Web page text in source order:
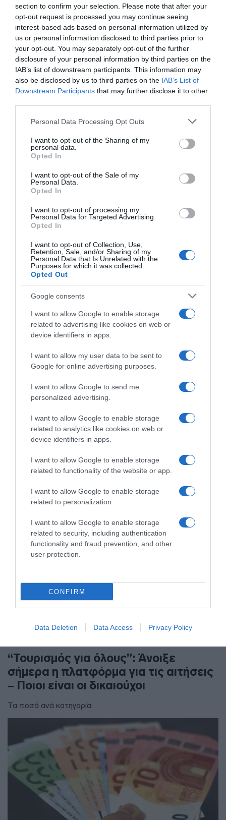
section to confirm your selection. Please note that after your
opt-out request is processed you may continue seeing
interest-based ads based on personal information utilized by
us or personal information disclosed to third parties prior to
your opt-out. You may separately opt-out of the further
disclosure of your personal information by third parties on the
IAB’s list of downstream participants. This information may
also be disclosed by us to third parties on the IAB’s List of
Downstream Participants that may further disclose it to other
Please note that this website/app uses one or more Google
not limited to your visit or usage behaviour. You may click to
grant or deny consent to Google and its third-party tags to
use your data for below specified purposes in below Google
consent section.
Personal Data Processing Opt Outs
I want to opt-out of the Sharing of my
personal data.
Opted In
I want to opt-out of the Sale of my
Personal Data.
Opted In
I want to opt-out of processing my
Personal Data for Targeted Advertising.
Opted In
I want to opt-out of Collection, Use,
Retention, Sale, and/or Sharing of my
Personal Data that Is Unrelated with the
Purposes for which it was collected.
Opted Out
Google consents
I want to allow Google to enable storage
related to advertising like cookies on web or
device identifiers in apps.
I want to allow my user data to be sent to
Google for online advertising purposes.
I want to allow Google to send me
personalized advertising.
I want to allow Google to enable storage
related to analytics like cookies on web or
device identifiers in apps.
I want to allow Google to enable storage
related to functionality of the website or app.
I want to allow Google to enable storage
related to personalization.
I want to allow Google to enable storage
related to security, including authentication
functionality and fraud prevention, and other
user protection.
CONFIRM
Data Deletion Data Access Privacy Policy
ΟΙΚΟΝΟΜΙΑ
“Ελευθέριος Βενιζέλος”: “Πέταξε”
τον Ιούλιο η επιβατική κίνηση –
Αύξηση 4,7% σε σύγκριση με τον αντίστοιχο μήνα του
“Τουρισμός για όλους”: Άνοιξε
σήμερα η πλατφόρμα για τις αιτήσεις
– Ποιοι είναι οι δικαιούχοι
Τα ποσά ανά κατηγορία